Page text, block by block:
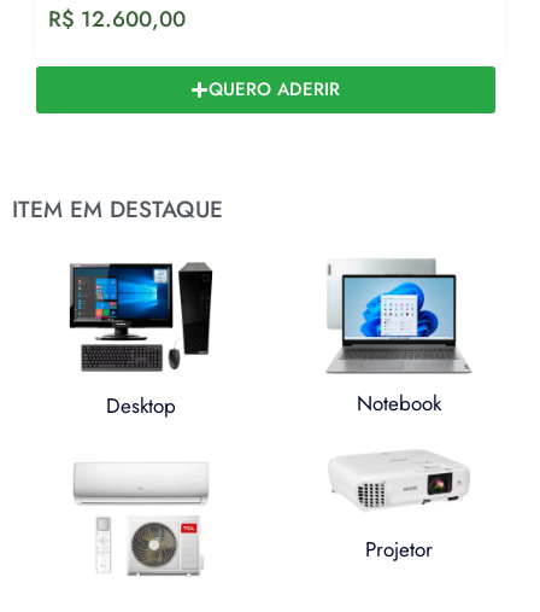
R$ 12.600,00
QUERO ADERIR
ITEM EM DESTAQUE
Desktop Notebook
Projetor